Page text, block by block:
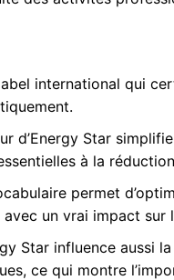
international qui
d’Energy Star
à la
permet
un vrai impact sur
Star influence aussi
ce qui montre